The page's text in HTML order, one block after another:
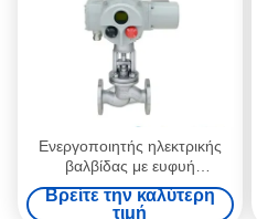
Ενεργοποιητής ηλεκτρικής
βαλβίδας με ευφυή
διαμόρφωση με τηλεχειρισμό
για εφαρμογές βαλβίδας/
Βρείτε την καλύτερη
τιμή